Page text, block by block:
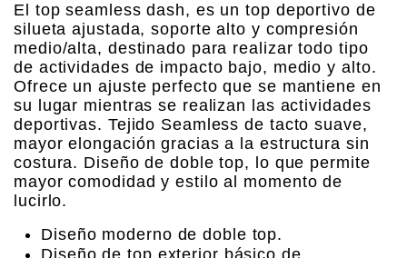
El top seamless dash, es un top deportivo de
silueta ajustada, soporte alto y compresión
medio/alta, destinado para realizar todo tipo
de actividades de impacto bajo, medio y alto.
Ofrece un ajuste perfecto que se mantiene en
su lugar mientras se realizan las actividades
deportivas. Tejido Seamless de tacto suave,
mayor elongación gracias a la estructura sin
costura. Diseño de doble top, lo que permite
mayor comodidad y estilo al momento de
lucirlo.
Diseño moderno de doble top.